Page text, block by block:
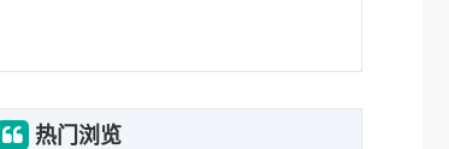
热门浏览